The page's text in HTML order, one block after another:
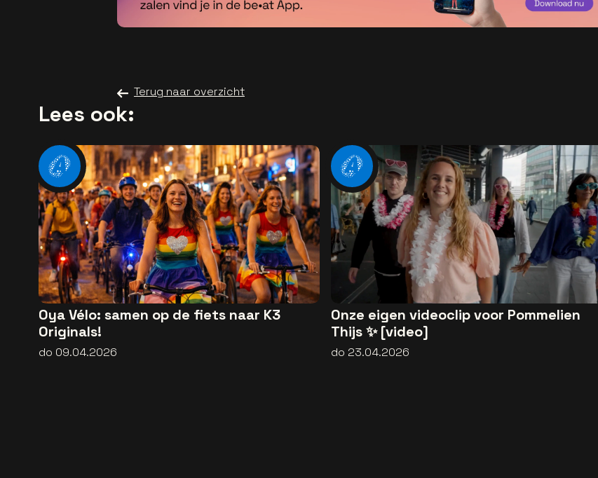
Terug naar overzicht
Lees ook:
Oya Vélo: samen op de fiets naar K3
Originals!
do 09.04.2026
Onze eigen videoclip voor Pommelien
Thijs ✨ [video]
do 23.04.2026